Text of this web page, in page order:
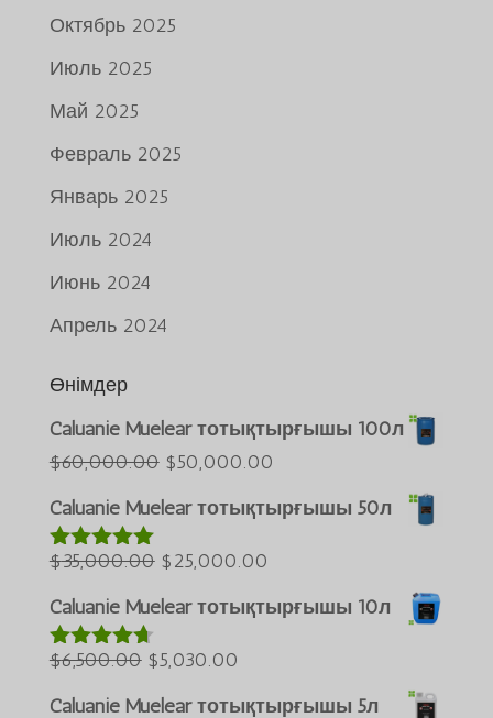
Октябрь 2025
Июль 2025
Май 2025
Февраль 2025
Январь 2025
Июль 2024
Июнь 2024
Апрель 2024
Өнімдер
Caluanie Muelear тотықтырғышы 100л
$60,000.00 Бастапқы
бағасы:
$60,000.00.
$50,000.00
$50,000.00.
Caluanie Muelear тотықтырғышы 50л
5-тен5.00
бағаланды
$35,000.00 Бастапқы
бағасы:
$35,000.00.
$25,000.00
$25,000.00.
Caluanie Muelear тотықтырғышы 10л
5-тен4.60
бағаланды
$6,500.00 Бастапқы
бағасы:
$5,030.00
Caluanie Muelear тотықтырғышы 5л
Русский
ພາສາລາວ